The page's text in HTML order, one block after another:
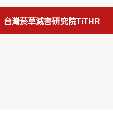
台灣菸草減害研究院TiTHR